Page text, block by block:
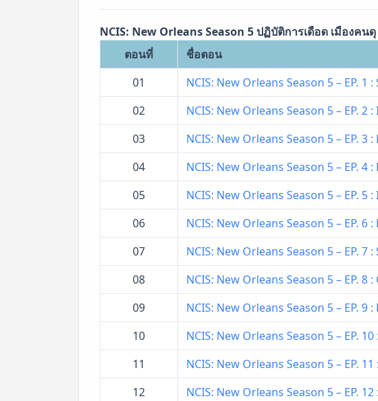
NCIS: New Orleans Season 5 ปฏิบัติการเดือด เมืองคน
ตอนที่
ชื่อตอน
01
NCIS: New Orleans Season 5 – EP. 1 :
02
NCIS: New Orleans Season 5 – EP. 2
03
NCIS: New Orleans Season 5 – EP.
04
NCIS: New Orleans Season 5 – EP. 4 :
05
NCIS: New Orleans Season 5 – EP. 5
06
NCIS: New Orleans Season 5 – EP. 6
07
NCIS: New Orleans Season 5 – EP. 7
08
NCIS: New Orleans Season 5 – EP. 8
09
NCIS: New Orleans Season 5 – EP. 9
10
NCIS: New Orleans Season 5 – EP. 10
11
NCIS: New Orleans Season 5 – EP.
12
NCIS: New Orleans Season 5 – EP.